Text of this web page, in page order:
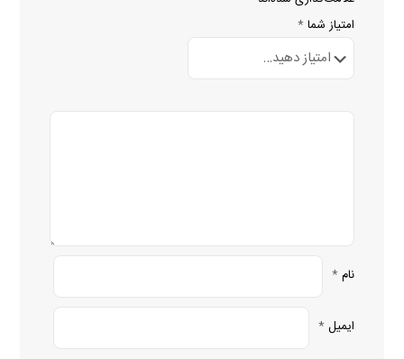
امتیاز شما *
نام *
ایمیل *